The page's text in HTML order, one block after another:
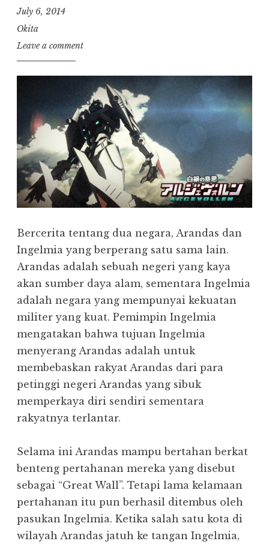
July 6, 2014
Okita
Leave a comment
Bercerita tentang dua negara, Arandas dan
Ingelmia yang berperang satu sama lain.
Arandas adalah sebuah negeri yang kaya
akan sumber daya alam, sementara Ingelmia
adalah negara yang mempunyai kekuatan
militer yang kuat. Pemimpin Ingelmia
mengatakan bahwa tujuan Ingelmia
menyerang Arandas adalah untuk
membebaskan rakyat Arandas dari para
petinggi negeri Arandas yang sibuk
memperkaya diri sendiri sementara
rakyatnya terlantar.
Selama ini Arandas mampu bertahan berkat
benteng pertahanan mereka yang disebut
sebagai “Great Wall”. Tetapi lama kelamaan
pertahanan itu pun berhasil ditembus oleh
pasukan Ingelmia. Ketika salah satu kota di
wilayah Arandas jatuh ke tangan Ingelmia,